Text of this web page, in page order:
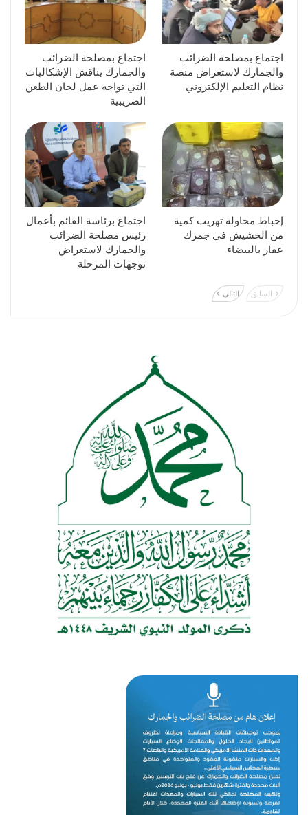
اجتماع بمصلحة الضرائب
والجمارك لاستعراض منصة
نظام التعليم الإلكتروني
اجتماع بمصلحة الضرائب
والجمارك يناقش الإشكاليات
التي تواجه عمل لجان الطعن
الضريبية
إحباط محاولة تهريب كمية
من الحشيش في جمرك
عفار بالبيضاء
اجتماع برئاسة القائم بأعمال
رئيس مصلحة الضرائب
والجمارك لاستعراض
توجهات المرحلة
السابق التالي